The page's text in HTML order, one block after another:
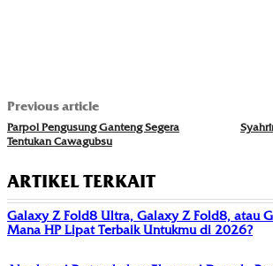
Previous article
Parpol Pengusung Ganteng Segera
Tentukan Cawagubsu
ARTIKEL TERKAIT
Galaxy Z Fold8 Ultra, Galaxy Z Fold8, atau
Mana HP Lipat Terbaik Untukmu di 2026?